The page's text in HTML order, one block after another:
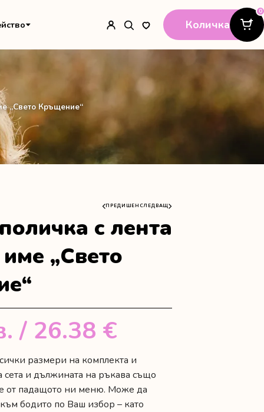
Количка
0
„Свето Кръщение“
ПРЕДИШЕН СЛЕДВАЩ
с лента
„Свето
/ 26.38 €
размери на комплекта и
сета и дължината на ръкава също
от падащото ни меню. Може да
бодито по Ваш избор – като